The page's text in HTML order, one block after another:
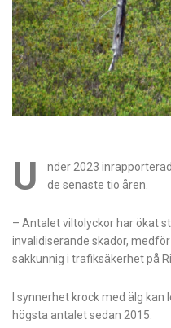
U
nder 2023
de senaste tio åren.
– Antalet viltolyckor har ökat
invalidiserande skador,
sakkunnig i trafiksäkerhet på
I synnerhet krock med älg
högsta antalet sedan 2015.